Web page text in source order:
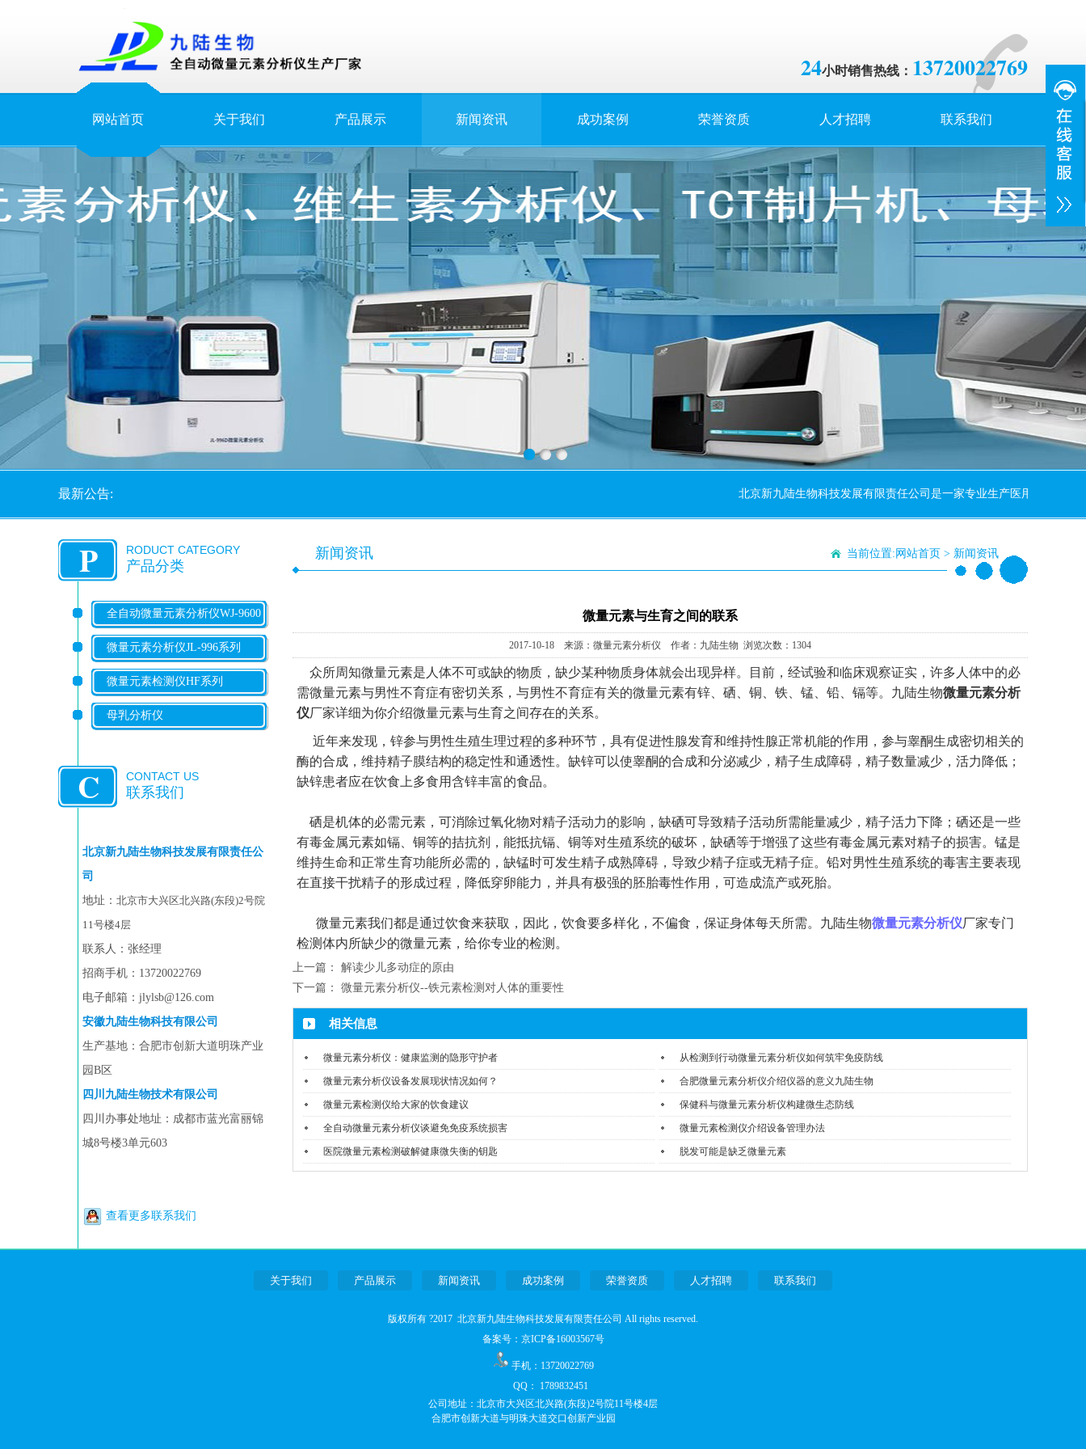
24小时销售热线： 13720022769
网站首页 关于我们 产品展示 新闻资讯 成功案例 荣誉资质 人才招聘 联系我们
最新公告: 北京新九陆生物科技发展有限责任公司是一家专业生产医用全自动微量
P RODUCT CATEGORY
产品分类
全自动微量元素分析仪WJ-9600
系列
微量元素分析仪JL-996系列
微量元素检测仪HF系列
母乳分析仪
C CONTACT US
联系我们
北京新九陆生物科技发展有限责任公
司
地址： 北京市大兴区北兴路(东段)2号院
11号楼4层
联系人：张经理
招商手机：13720022769
电子邮箱：jlylsb@126.com
安徽九陆生物科技有限公司
生产基地：合肥市创新大道明珠产业
园B区
四川九陆生物技术有限公司
四川办事处地址：成都市蓝光富丽锦
城8号楼3单元603
查看更多联系我们
新闻资讯 当前位置: 网站首页 > 新闻资讯
微量元素与生育之间的联系
2017-10-18 来源：微量元素分析仪 作者：九陆生物 浏览次数：1304
众所周知微量元素是人体不可或缺的物质，缺少某种物质身体就会出现异样。目前，经试验和临床观察证实，许多人体中的必
需微量元素与男性不育症有密切关系，与男性不育症有关的微量元素有锌、硒、铜、铁、锰、铅、镉等。九陆生物微量元素分析
仪厂家详细为你介绍微量元素与生育之间存在的关系。
近年来发现，锌参与男性生殖生理过程的多种环节，具有促进性腺发育和维持性腺正常机能的作用，参与睾酮生成密切相关的
酶的合成，维持精子膜结构的稳定性和通透性。缺锌可以使睾酮的合成和分泌减少，精子生成障碍，精子数量减少，活力降低；
缺锌患者应在饮食上多食用含锌丰富的食品。
硒是机体的必需元素，可消除过氧化物对精子活动力的影响，缺硒可导致精子活动所需能量减少，精子活力下降；硒还是一些
有毒金属元素如镉、铜等的拮抗剂，能抵抗镉、铜等对生殖系统的破坏，缺硒等于增强了这些有毒金属元素对精子的损害。锰是
维持生命和正常生育功能所必需的，缺锰时可发生精子成熟障碍，导致少精子症或无精子症。铅对男性生殖系统的毒害主要表现
在直接干扰精子的形成过程，降低穿卵能力，并具有极强的胚胎毒性作用，可造成流产或死胎。
微量元素我们都是通过饮食来获取，因此，饮食要多样化，不偏食，保证身体每天所需。九陆生物微量元素分析仪厂家专门
检测体内所缺少的微量元素，给你专业的检测。
上一篇： 解读少儿多动症的原由
下一篇： 微量元素分析仪--铁元素检测对人体的重要性
相关信息
微量元素分析仪：健康监测的隐形守护者 从检测到行动微量元素分析仪如何筑牢免疫防线
微量元素分析仪设备发展现状情况如何？ 合肥微量元素分析仪介绍仪器的意义九陆生物
微量元素检测仪给大家的饮食建议 保健科与微量元素分析仪构建微生态防线
全自动微量元素分析仪谈避免免疫系统损害 微量元素检测仪介绍设备管理办法
医院微量元素检测破解健康微失衡的钥匙 脱发可能是缺乏微量元素
关于我们 产品展示 新闻资讯 成功案例 荣誉资质 人才招聘 联系我们
版权所有 ?2017 北京新九陆生物科技发展有限责任公司 All rights reserved.
备案号： 京ICP备16003567号
手机：13720022769
QQ：
1789832451
公司地址： 北京市大兴区北兴路(东段)2号院11号楼4层
合肥市创新大道与明珠大道交口创新产业园